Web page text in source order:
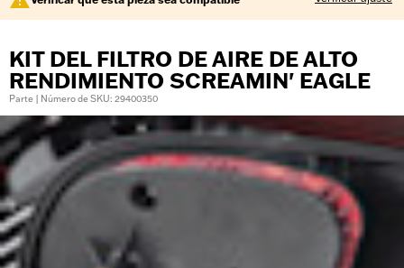
KIT DEL FILTRO DE AIRE DE ALTO
RENDIMIENTO SCREAMIN' EAGLE
Parte | Número de SKU: 29400350